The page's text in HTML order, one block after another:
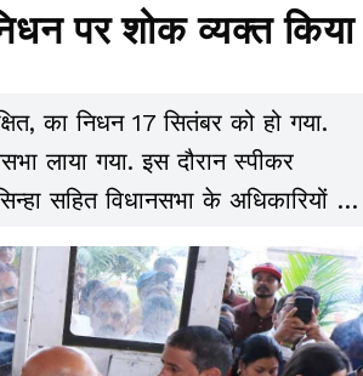
पर शोक व्यक्त किया
का निधन 17 सितंबर को हो गया.
लाया गया. इस दौरान स्पीकर
सहित विधानसभा के अधिकारियों व